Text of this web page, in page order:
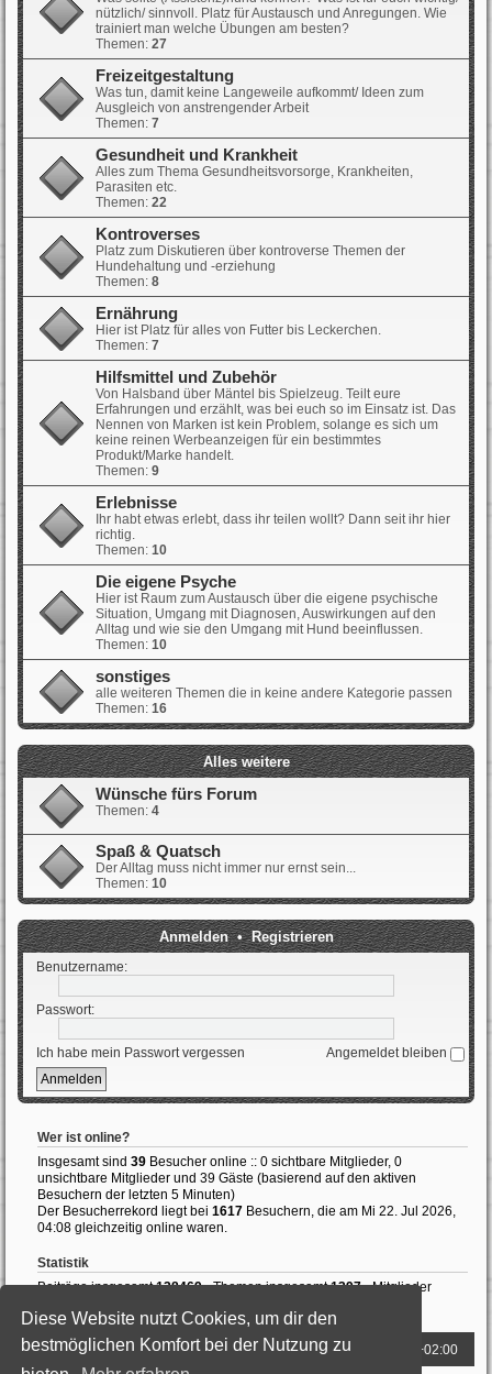
Diese Website nutzt Cookies, um dir den
bestmöglichen Komfort bei der Nutzung zu
nützlich/ sinnvoll. Platz für Austausch und Anregungen. Wie
trainiert man welche Übungen am besten?
Themen: 27
Freizeitgestaltung
Was tun, damit keine Langeweile aufkommt/ Ideen zum
Ausgleich von anstrengender Arbeit
Themen: 7
Gesundheit und Krankheit
Alles zum Thema Gesundheitsvorsorge, Krankheiten,
Parasiten etc.
Themen: 22
Kontroverses
Platz zum Diskutieren über kontroverse Themen der
Hundehaltung und -erziehung
Themen: 8
Ernährung
Hier ist Platz für alles von Futter bis Leckerchen.
Themen: 7
Hilfsmittel und Zubehör
Von Halsband über Mäntel bis Spielzeug. Teilt eure
Erfahrungen und erzählt, was bei euch so im Einsatz ist. Das
Nennen von Marken ist kein Problem, solange es sich um
keine reinen Werbeanzeigen für ein bestimmtes
Produkt/Marke handelt.
Themen: 9
Erlebnisse
Ihr habt etwas erlebt, dass ihr teilen wollt? Dann seit ihr hier
richtig.
Themen: 10
Die eigene Psyche
Hier ist Raum zum Austausch über die eigene psychische
Situation, Umgang mit Diagnosen, Auswirkungen auf den
Alltag und wie sie den Umgang mit Hund beeinflussen.
Themen: 10
sonstiges
alle weiteren Themen die in keine andere Kategorie passen
Themen: 16
Alles weitere
Wünsche fürs Forum
Themen: 4
Spaß & Quatsch
Der Alltag muss nicht immer nur ernst sein...
Themen: 10
Anmelden•Registrieren
Benutzername:
Passwort:
Ich habe mein Passwort vergessen Angemeldet bleiben
Wer ist online?
Insgesamt sind 39 Besucher online :: 0 sichtbare Mitglieder, 0
unsichtbare Mitglieder und 39 Gäste (basierend auf den aktiven
Besuchern der letzten 5 Minuten)
Der Besucherrekord liegt bei 1617 Besuchern, die am Mi 22. Jul 2026,
04:08 gleichzeitig online waren.
Statistik
Beiträge insgesamt138469• Themen insgesamt1397• Mitglieder
Foren-Übersicht Alle Zeiten sind UTC+02:00